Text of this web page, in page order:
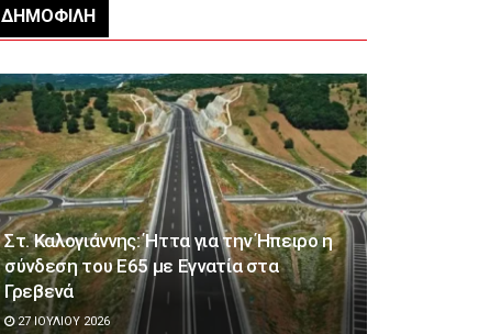
ΔΗΜΟΦΙΛΉ
Στ. Καλογιάννης: Ήττα για την Ήπειρο η
σύνδεση του Ε65 με Εγνατία στα
Γρεβενά
27 ΙΟΥΛΊΟΥ 2026